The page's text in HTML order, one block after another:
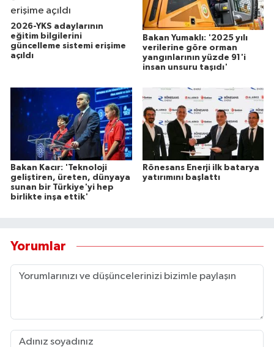
2026-YKS adaylarının
eğitim bilgilerini
güncelleme sistemi erişime
açıldı
Bakan Yumaklı: '2025 yılı
verilerine göre orman
yangınlarının yüzde 91'i
insan unsuru taşıdı'
Bakan Kacır: 'Teknoloji
geliştiren, üreten, dünyaya
sunan bir Türkiye'yi hep
birlikte inşa ettik'
Rönesans Enerji ilk batarya
yatırımını başlattı
Yorumlar